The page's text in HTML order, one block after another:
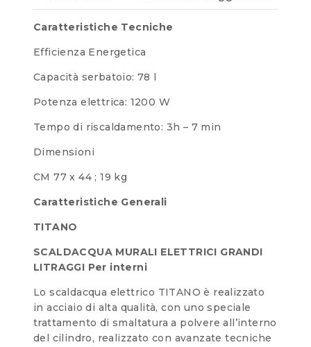
Caratteristiche Tecniche
Efficienza Energetica
Capacità serbatoio: 78 l
Potenza elettrica: 1200 W
Tempo di riscaldamento: 3h – 7 min
Dimensioni
CM 77 x 44 ; 19 kg
Caratteristiche Generali
TITANO
SCALDACQUA MURALI ELETTRICI GRANDI
LITRAGGI Per interni
Lo scaldacqua elettrico TITANO è realizzato
in acciaio di alta qualità, con uno speciale
trattamento di smaltatura a polvere all’interno
del cilindro, realizzato con avanzate tecniche